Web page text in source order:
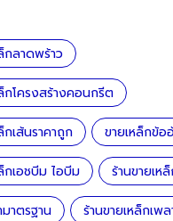
กลาดพร้าว
กโครงสร้างคอนกรีต
กเส้นราคาถูก ขายเหล็กข้
กเอชบีม ไอบีม ร้านขายเห
าตรฐาน ร้านขายเหล็กเพ